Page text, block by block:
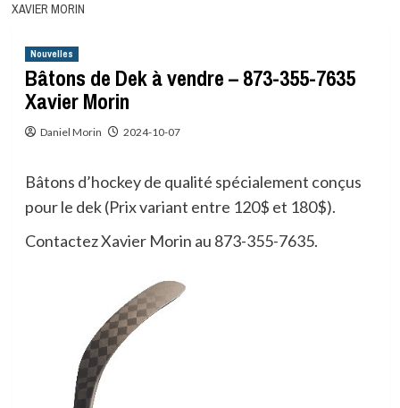
XAVIER MORIN
Nouvelles
Bâtons de Dek à vendre – 873-355-7635
Xavier Morin
Daniel Morin 2024-10-07
Bâtons d’hockey de qualité spécialement conçus
pour le dek (Prix variant entre 120$ et 180$).
Contactez Xavier Morin au 873-355-7635.